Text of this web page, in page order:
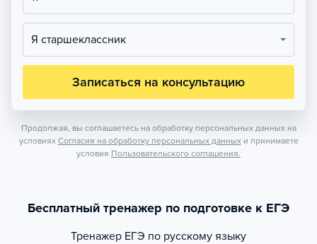
Я старшеклассник
Записаться на консультацию
Продолжая, вы соглашаетесь на обработку персональных данных на
условиях Согласия на обработку персональных данных и принимаете
условия Пользовательского соглашения.
Бесплатный тренажер по подготовке к ЕГЭ
Тренажер ЕГЭ по русскому языку